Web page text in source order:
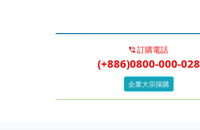
訂購電話
(+886)0800-000-028
企業大宗採購